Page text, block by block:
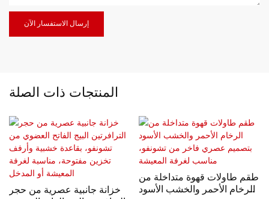
إرسال الاستفسار الآن
المنتجات ذات الصلة
خزانة جانبية عصرية من حجر
طقم طاولات قهوة متداخلة من
الرخام الأحمر والخشب الأسود